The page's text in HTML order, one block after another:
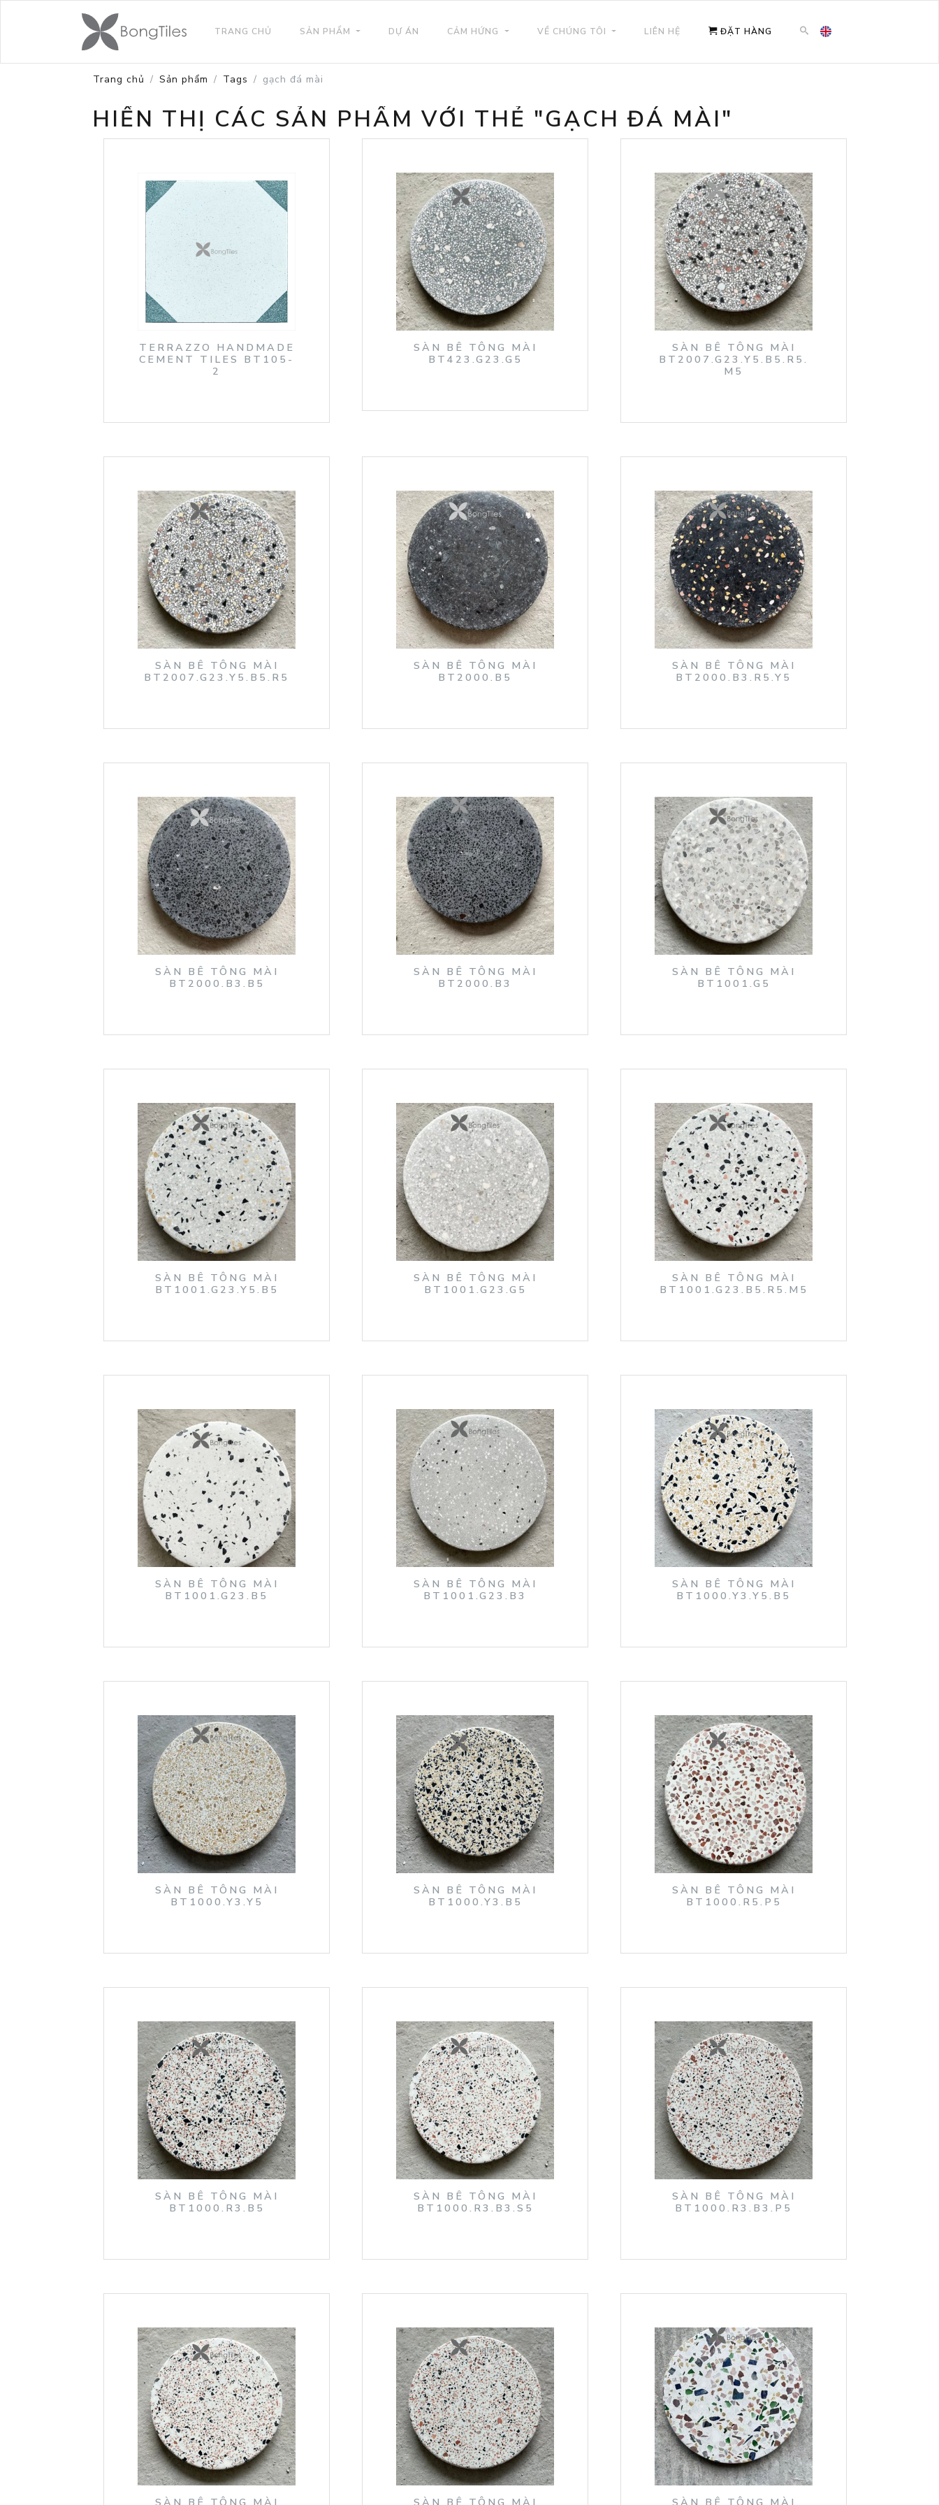
TRANG CHỦ SẢN PHẨM DỰ ÁN CẢM HỨNG VỀ CHÚNG TÔI LIÊN HỆ ĐẶT HÀNG
Trang chủ Sản phẩm Tags gạch đá mài
HIỂN THỊ CÁC SẢN PHẨM VỚI THẺ "GẠCH ĐÁ MÀI"
TERRAZZO HANDMADE
CEMENT TILES BT105-
2
SÀN BÊ TÔNG MÀI
BT423.G23.G5
SÀN BÊ TÔNG MÀI
BT2007.G23.Y5.B5.R5.
M5
SÀN BÊ TÔNG MÀI
BT2007.G23.Y5.B5.R5
SÀN BÊ TÔNG MÀI
BT2000.B5
SÀN BÊ TÔNG MÀI
BT2000.B3.R5.Y5
SÀN BÊ TÔNG MÀI
BT2000.B3.B5
SÀN BÊ TÔNG MÀI
BT2000.B3
SÀN BÊ TÔNG MÀI
BT1001.G5
SÀN BÊ TÔNG MÀI
BT1001.G23.Y5.B5
SÀN BÊ TÔNG MÀI
BT1001.G23.G5
SÀN BÊ TÔNG MÀI
BT1001.G23.B5.R5.M5
SÀN BÊ TÔNG MÀI
BT1001.G23.B5
SÀN BÊ TÔNG MÀI
BT1001.G23.B3
SÀN BÊ TÔNG MÀI
BT1000.Y3.Y5.B5
SÀN BÊ TÔNG MÀI
BT1000.Y3.Y5
SÀN BÊ TÔNG MÀI
BT1000.Y3.B5
SÀN BÊ TÔNG MÀI
BT1000.R5.P5
SÀN BÊ TÔNG MÀI
BT1000.R3.B5
SÀN BÊ TÔNG MÀI
BT1000.R3.B3.S5
SÀN BÊ TÔNG MÀI
BT1000.R3.B3.P5
SÀN BÊ TÔNG MÀI SÀN BÊ TÔNG MÀI SÀN BÊ TÔNG MÀI